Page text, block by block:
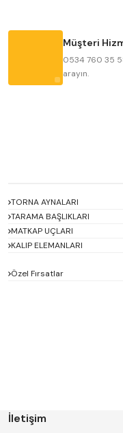
Ürün bilgilerinde hatalar
Ürün fiyatı diğer
Bu ürüne benzer farklı
Müşteri
0534 760 35
arayın.
TORNA AYNALARI
TARAMA BAŞLIKLARI
MATKAP UÇLARI
KALIP ELEMANLARI
Özel Fırsatlar
GWG
Hügel
İletişim